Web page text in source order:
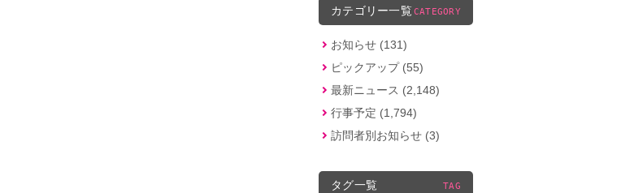
カテゴリー一覧 CATEGORY
お知らせ (131)
ピックアップ (55)
最新ニュース (2,148)
行事予定 (1,794)
訪問者別お知らせ (3)
タグ一覧 TAG